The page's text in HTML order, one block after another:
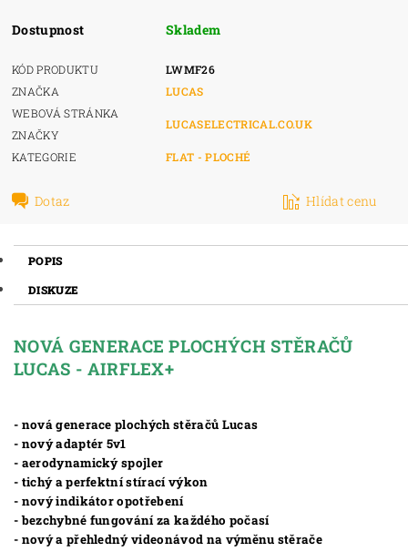
Dostupnost Skladem
KÓD PRODUKTU
LWMF26
ZNAČKA
LUCAS
WEBOVÁ STRÁNKA
ZNAČKY
LUCASELECTRICAL.CO.UK
KATEGORIE FLAT - PLOCHÉ
Dotaz Hlídat cenu
POPIS
DISKUZE
NOVÁ GENERACE PLOCHÝCH STĚRAČŮ
LUCAS - AIRFLEX+
- nová generace plochých stěračů Lucas
- nový adaptér 5v1
- aerodynamický spojler
- tichý a perfektní stírací výkon
- nový indikátor opotřebení
- bezchybné fungování za každého počasí
- nový a přehledný videonávod na výměnu stěrače